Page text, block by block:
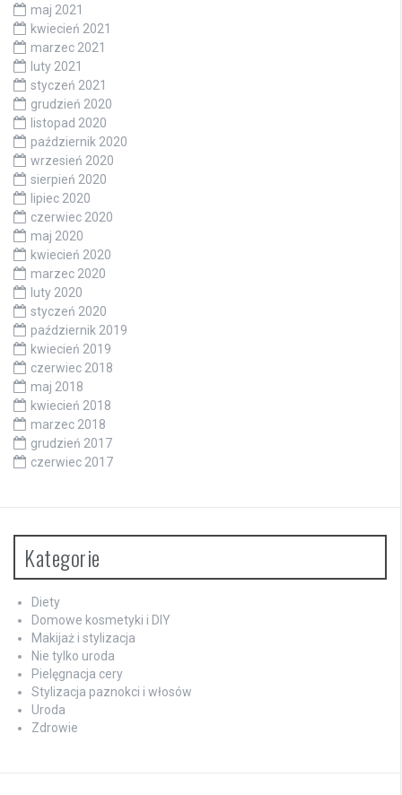
maj 2021
kwiecień 2021
marzec 2021
luty 2021
styczeń 2021
grudzień 2020
listopad 2020
październik 2020
wrzesień 2020
sierpień 2020
lipiec 2020
czerwiec 2020
maj 2020
kwiecień 2020
marzec 2020
luty 2020
styczeń 2020
październik 2019
kwiecień 2019
czerwiec 2018
maj 2018
kwiecień 2018
marzec 2018
grudzień 2017
czerwiec 2017
Kategorie
Diety
Domowe kosmetyki i DIY
Makijaż i stylizacja
Nie tylko uroda
Pielęgnacja cery
Stylizacja paznokci i włosów
Uroda
Zdrowie